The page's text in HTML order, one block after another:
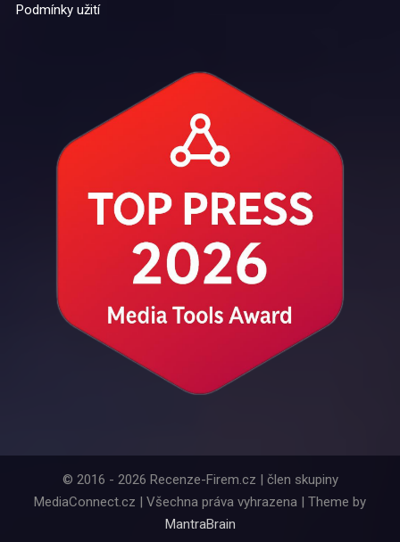
Podmínky užití
© 2016 - 2026 Recenze-Firem.cz | člen skupiny
MediaConnect.cz | Všechna práva vyhrazena | Theme by
MantraBrain